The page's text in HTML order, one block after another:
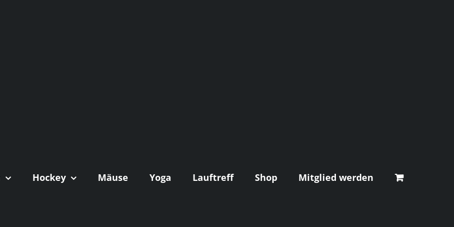
Hockey Mäuse Yoga Lauftreff Shop Mitglied werden